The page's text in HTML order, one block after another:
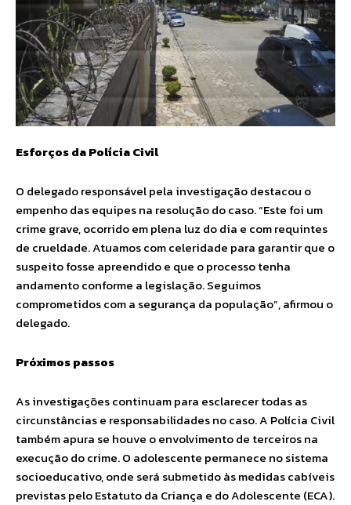
Esforços da Polícia Civil
O delegado responsável pela investigação destacou o
empenho das equipes na resolução do caso. “Este foi um
crime grave, ocorrido em plena luz do dia e com requintes
de crueldade. Atuamos com celeridade para garantir que o
suspeito fosse apreendido e que o processo tenha
andamento conforme a legislação. Seguimos
comprometidos com a segurança da população”, afirmou o
delegado.
Próximos passos
As investigações continuam para esclarecer todas as
circunstâncias e responsabilidades no caso. A Polícia Civil
também apura se houve o envolvimento de terceiros na
execução do crime. O adolescente permanece no sistema
socioeducativo, onde será submetido às medidas cabíveis
previstas pelo Estatuto da Criança e do Adolescente (ECA).